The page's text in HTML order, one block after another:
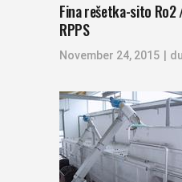
Fina rešetka-sito
RPPS
November 24, 2015